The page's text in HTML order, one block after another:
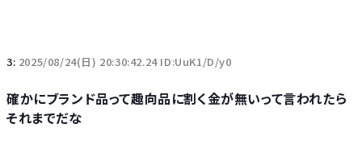
3: 2025/08/24(日) 20:30:42.24 ID:UuK1/D/y0
確かにブランド品って趣向品に割く金が無いって言われたら
それまでだな